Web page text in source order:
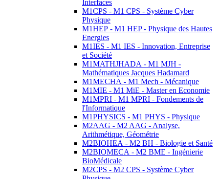
Interfaces
M1CPS - M1 CPS - Système Cyber
Physique
M1HEP - M1 HEP - Physique des Hautes
Energies
M1IES - M1 IES - Innovation, Entreprise
et Société
M1MATHJHADA - M1 MJH -
Mathématiques Jacques Hadamard
M1MECHA - M1 Mech - Mécanique
M1MIE - M1 MiE - Master en Economie
M1MPRI - M1 MPRI - Fondements de
l'Informatique
M1PHYSICS - M1 PHYS - Physique
M2AAG - M2 AAG - Analyse,
Arithmétique, Géométrie
M2BIOHEA - M2 BH - Biologie et Santé
M2BIOMECA - M2 BME - Ingénierie
BioMédicale
M2CPS - M2 CPS - Système Cyber